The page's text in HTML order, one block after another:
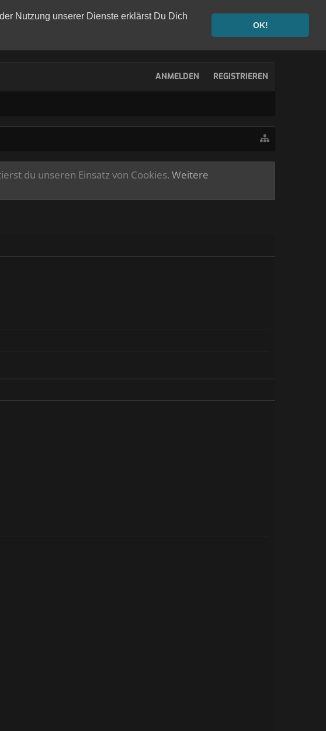
Nutzung unserer Dienste erklärst Du Dich
OK!
ANMELDEN REGISTRIEREN
du unseren Einsatz von Cookies. Weitere